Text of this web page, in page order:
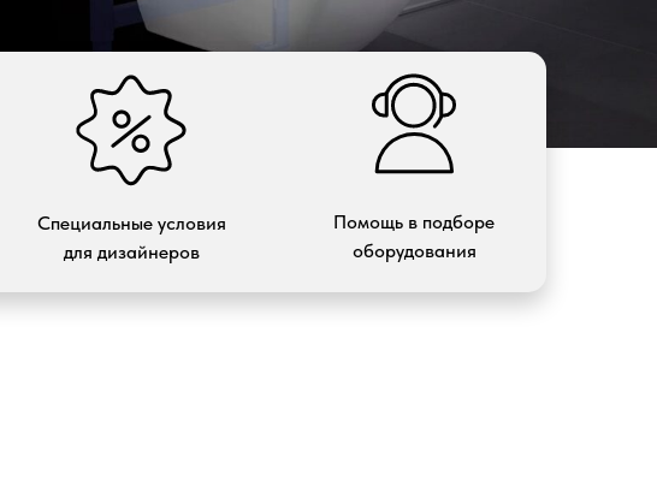
Специальные условия
для дизайнеров
Помощь в подборе
оборудования